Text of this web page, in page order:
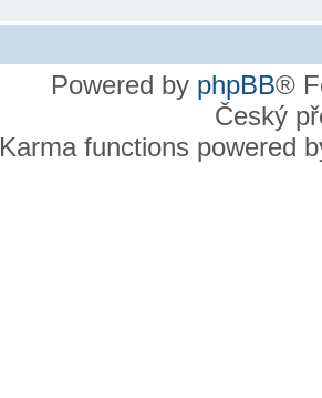
Powered by phpBB®
Český
Karma functions powered